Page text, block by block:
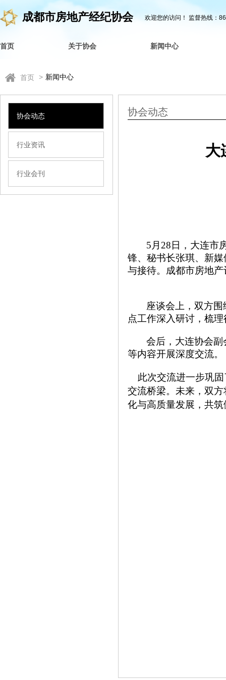
成都市房地产经纪协会 欢迎您的访问！ 监督热线：
首页 关于协会 新闻中心
首页 > 新闻中心
协会动态
行业资讯
行业会刊
协会动态
大
5月28日，大连市
锋、秘书长张琪、新
与接待。成都市房地
座谈会上，双方围
点工作深入研讨，梳
会后，大连协会
等内容开展深度交流。
此次交流进一步巩固
交流桥梁。未来，双
化与高质量发展，共